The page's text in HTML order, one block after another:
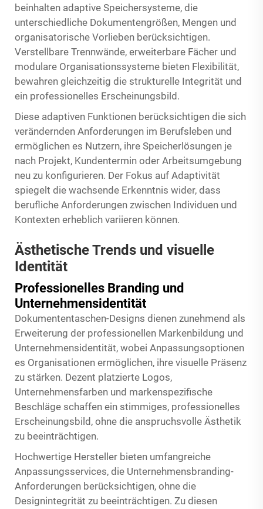
beinhalten adaptive Speichersysteme, die
unterschiedliche Dokumentengrößen, Mengen und
organisatorische Vorlieben berücksichtigen.
Verstellbare Trennwände, erweiterbare Fächer und
modulare Organisationssysteme bieten Flexibilität,
bewahren gleichzeitig die strukturelle Integrität und
ein professionelles Erscheinungsbild.
Diese adaptiven Funktionen berücksichtigen die sich
verändernden Anforderungen im Berufsleben und
ermöglichen es Nutzern, ihre Speicherlösungen je
nach Projekt, Kundentermin oder Arbeitsumgebung
neu zu konfigurieren. Der Fokus auf Adaptivität
spiegelt die wachsende Erkenntnis wider, dass
berufliche Anforderungen zwischen Individuen und
Kontexten erheblich variieren können.
Ästhetische Trends und visuelle
Identität
Professionelles Branding und
Unternehmensidentität
Dokumententaschen-Designs dienen zunehmend als
Erweiterung der professionellen Markenbildung und
Unternehmensidentität, wobei Anpassungsoptionen
es Organisationen ermöglichen, ihre visuelle Präsenz
zu stärken. Dezent platzierte Logos,
Unternehmensfarben und markenspezifische
Beschläge schaffen ein stimmiges, professionelles
Erscheinungsbild, ohne die anspruchsvolle Ästhetik
zu beeinträchtigen.
Hochwertige Hersteller bieten umfangreiche
Anpassungsservices, die Unternehmensbranding-
Anforderungen berücksichtigen, ohne die
Designintegrität zu beeinträchtigen. Zu diesen